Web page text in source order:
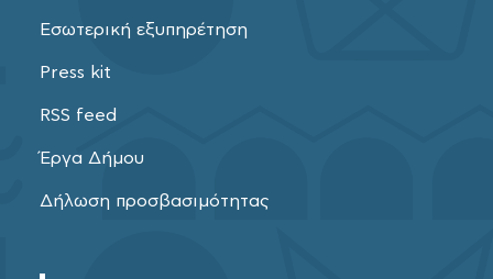
Εσωτερική εξυπηρέτηση
Press kit
RSS feed
Έργα Δήμου
Δήλωση προσβασιμότητας